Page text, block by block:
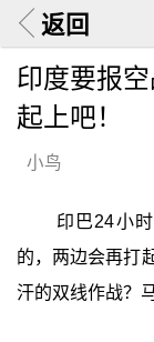
返回
印度要报
起上吧！
小鸟
印巴24小
的，两边会再打
汗的双线作战？